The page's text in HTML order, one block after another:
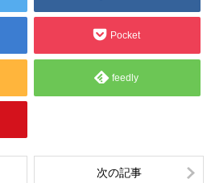
Pocket
feedly
次の記事